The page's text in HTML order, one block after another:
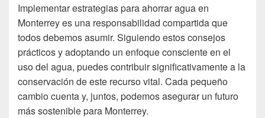
Implementar estrategias para ahorrar agua en
Monterrey es una responsabilidad compartida que
todos debemos asumir. Siguiendo estos consejos
prácticos y adoptando un enfoque consciente en el
uso del agua, puedes contribuir significativamente a la
conservación de este recurso vital. Cada pequeño
cambio cuenta y, juntos, podemos asegurar un futuro
más sostenible para Monterrey.